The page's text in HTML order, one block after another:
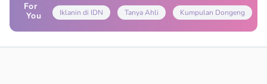
For
You
Iklanin di IDN Tanya Ahli Kumpulan Dongeng